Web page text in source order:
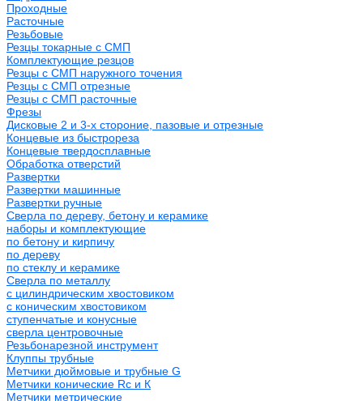
Проходные
Расточные
Резьбовые
Резцы токарные с СМП
Комплектующие резцов
Резцы с СМП наружного точения
Резцы с СМП отрезные
Резцы с СМП расточные
Фрезы
Дисковые 2 и 3-х стороние, пазовые и отрезные
Концевые из быстрореза
Концевые твердосплавные
Обработка отверстий
Развертки
Развертки машинные
Развертки ручные
Сверла по дереву, бетону и керамике
наборы и комплектующие
по бетону и кирпичу
по дереву
по стеклу и керамике
Сверла по металлу
c цилиндрическим хвостовиком
c коническим хвостовиком
cтупенчатые и конусные
сверла центровочные
Резьбонарезной инструмент
Клуппы трубные
Метчики дюймовые и трубные G
Метчики конические Rc и К
Метчики метрические